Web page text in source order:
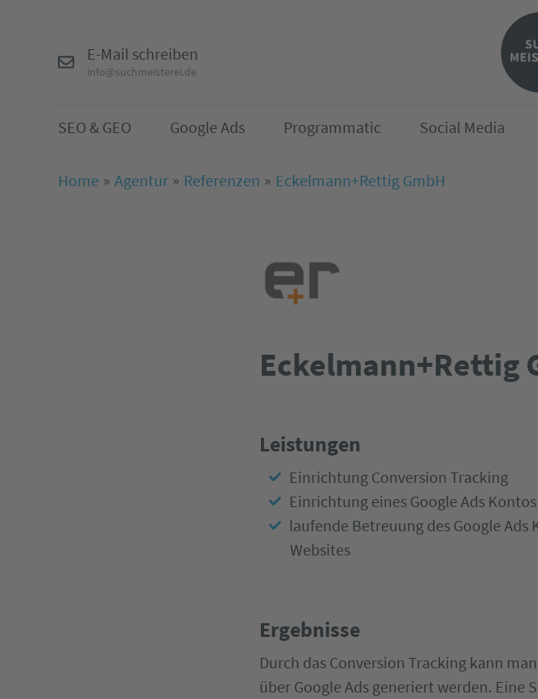
E-Mail schreiben
info@suchmeisterei.de
SEO & GEO Google Ads Programmatic Social Media
Home Agentur Referenzen Eckelmann+Rettig GmbH
Eckelmann+Rettig
Leistungen
Einrichtung Conversion Tracking
Einrichtung eines Google Ads Kontos
laufende Betreuung des Google
Websites
Ergebnisse
Durch das Conversion Tracking kann
über Google Ads generiert werden. Eine